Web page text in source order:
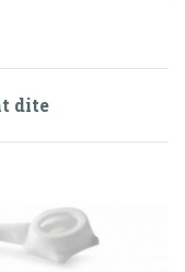
dite